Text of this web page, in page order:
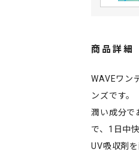
商品詳細
WAVEワン
ンズです。
潤い成分で
で、1日中
UV吸収剤